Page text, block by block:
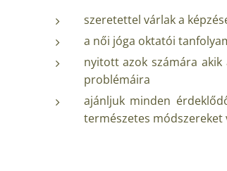
szeretettel várlak a
a női jóga oktatói
nyitott azok számára
problémáira
ajánljuk minden
természetes módszereket